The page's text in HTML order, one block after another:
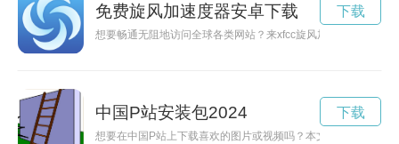
免费旋风加速度器安卓下载
想要畅通无阻地访问全球各类网站？来xfcc旋风加速官网，即刻
下载
中国P站安装包2024
想要在中国P站上下载喜欢的图片或视频吗？本文将为您详细介
下载